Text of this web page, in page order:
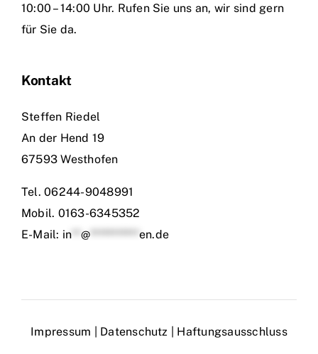
10:00 – 14:00 Uhr. Rufen Sie uns an, wir sind gern
für Sie da.
Kontakt
Steffen Riedel
An der Hend 19
67593 Westhofen
Tel.06244-9048991
Mobil. 0163-6345352
E-Mail: in @ *********** en.de
Impressum Datenschutz Haftungsausschluss